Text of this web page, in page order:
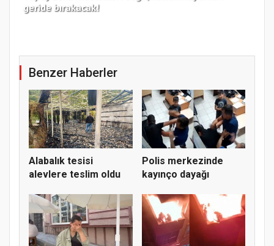
geride bırakacak!
Benzer Haberler
Alabalık tesisi
alevlere teslim oldu
Polis merkezinde
kayınço dayağı